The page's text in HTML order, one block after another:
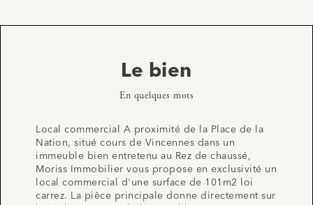
Le bien
En quelques mots
Local commercial A proximité de la Place de la
Nation, situé cours de Vincennes dans un
immeuble bien entretenu au Rez de chaussé,
Moriss Immobilier vous propose en exclusivité un
local commercial d'une surface de 101m2 loi
carrez. La pièce principale donne directement sur